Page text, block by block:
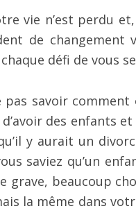
vie n’est perdu
de
défi de vous
pas savoir
des enfants
y aurait un
saviez qu’un
grave, beaucoup
la même dans